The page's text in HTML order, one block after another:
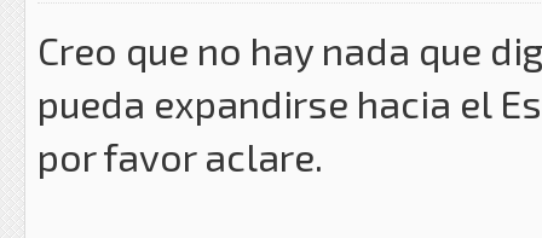
Creo que no hay nada que
pueda expandirse hacia el
por favor aclare.